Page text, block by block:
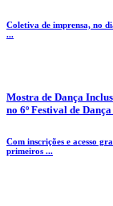
Coletiva de imprensa, no
...
Mostra de Dança
no 6º Festival de
Com inscrições e acesso
primeiros ...